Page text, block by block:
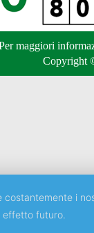
maggiori
Copyright
i
effetto futuro.